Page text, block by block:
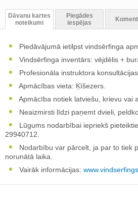
Dāvanu kartes
noteikumi
Piegādes
iespējas
Piedāvājumā ietilpst vindsērfinga
Vindsērfinga inventārs: vējdēlis +
Profesionāla instruktora konsultācijas.
Apmācības vieta: Ķīšezers.
Apmācība notiek latviešu, krievu vai
Neaizmirsti līdzi paņemt dvieli,
Lūgums nodarbībai iepriekš
29940712.
Nodarbību var pārcelt, ja par to tiek
norunātā laika.
Vairāk informācijas: